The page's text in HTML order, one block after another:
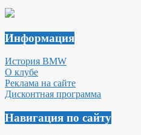
Информация
История BMW
О клубе
Реклама на сайте
Дисконтная программа
Навигация по сайту